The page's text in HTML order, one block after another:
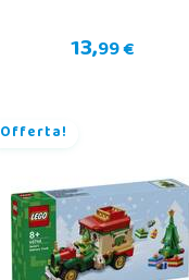
13,99 €
Offerta!